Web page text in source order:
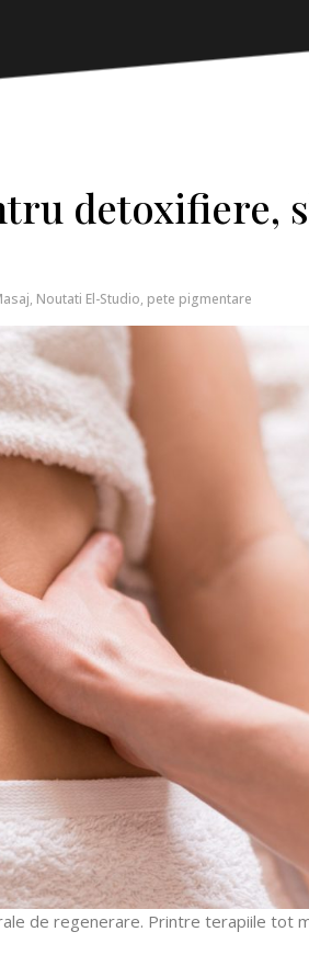
detoxifiere,
, Noutati El-Studio, pete pigmentare
de regenerare. Printre terapiile tot